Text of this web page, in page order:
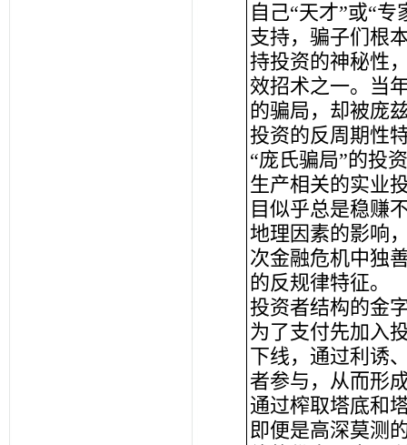
自己“天才”或“
支持，骗子们根
持投资的神秘性
效招术之一。当
的骗局，却被庞
投资的反周期性
“庞氏骗局”的投
生产相关的实业
目似乎总是稳赚
地理因素的影响
次金融危机中独
的反规律特征。
投资者结构的金
为了支付先加入
下线，通过利诱
者参与，从而形
通过榨取塔底和
即便是高深莫测